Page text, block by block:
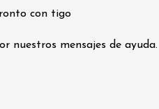
con tigo
nuestros mensajes de ayuda.